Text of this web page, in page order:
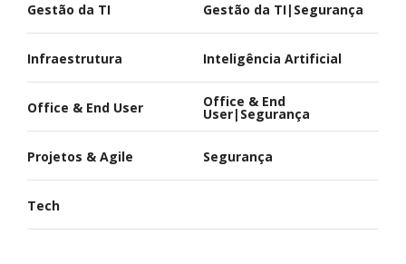
Gestão da TI Gestão da TI|Segurança
Infraestrutura Inteligência Artificial
Office & End User Office & End
User|Segurança
Projetos & Agile Segurança
Tech